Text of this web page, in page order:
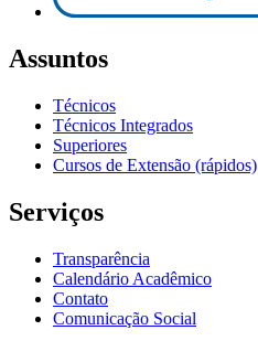
Assuntos
Técnicos
Técnicos Integrados
Superiores
Cursos de Extensão (rápidos)
Serviços
Transparência
Calendário Acadêmico
Contato
Comunicação Social